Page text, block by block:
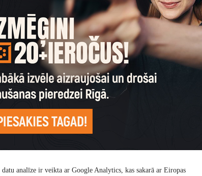
datu analīze ir veikta ar Google Analytics, kas sakarā ar Eiropas